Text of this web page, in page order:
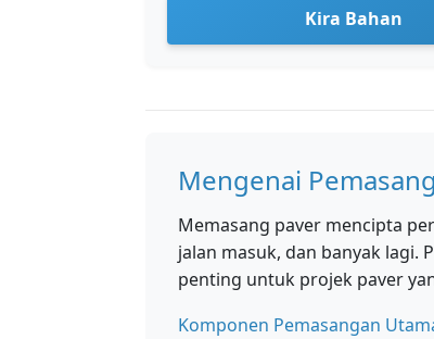
Kira Bahan
Mengenai
Memasang paver mencipta
jalan masuk, dan banyak lagi.
penting untuk projek paver
Komponen Pemasangan